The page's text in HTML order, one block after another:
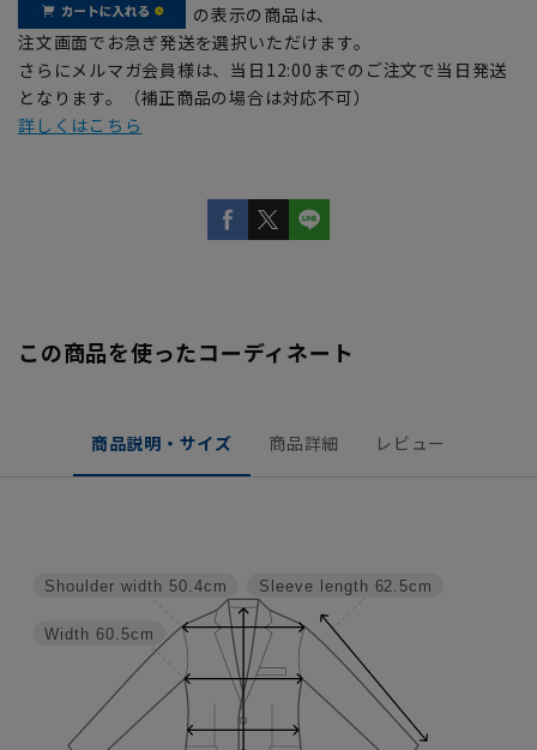
の表示の商品は、
注文画面でお急ぎ発送を選択いただけます。
さらにメルマガ会員様は、当日12:00までのご注文で当日発送
となります。（補正商品の場合は対応不可）
詳しくはこちら
この商品を使ったコーディネート
商品説明・サイズ 商品詳細 レビュー
Sleeve length 62.5cm
Width 60.5cm
Shoulder width 50.4cm